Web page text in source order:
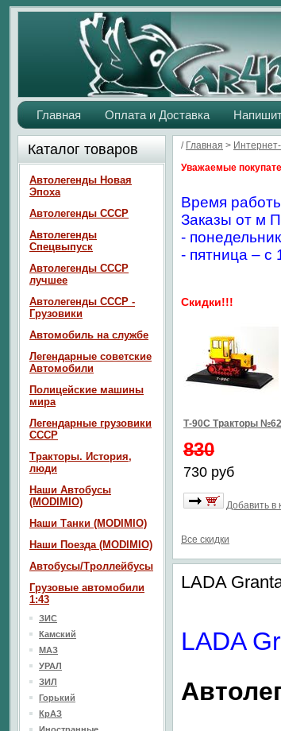
Главная Оплата и Доставка
/ Главная >
Уважаемые
Время
Заказы от м
-
- пятница – с
Скидки!!!
Т-90С Тракторы №62
830
730 руб
Добавить в
Все скидки
LADA
LADA
Каталог товаров
Автолегенды Новая
Эпоха
Автолегенды СССР
Автолегенды
Спецвыпуск
Автолегенды СССР
лучшее
Автолегенды СССР -
Грузовики
Автомобиль на службе
Легендарные советские
Автомобили
Полицейские машины
мира
Легендарные грузовики
СССР
Тракторы. История,
люди
Наши Автобусы
(MODIMIO)
Наши Танки (MODIMIO)
Наши Поезда (MODIMIO)
Автобусы/Троллейбусы
Грузовые автомобили
1:43
ЗИС
Камский
МАЗ
УРАЛ
ЗИЛ
Горький
КрАЗ